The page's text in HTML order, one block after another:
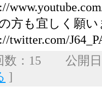
方も宜しく願い
twitter.com/
数：15 公開
]